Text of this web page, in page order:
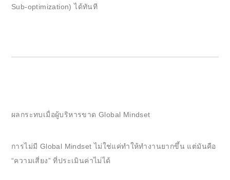
Sub-optimization) ได้ทันที
ผลกระทบเมื่อผู้บริหารขาด Global Mindset
การไม่มี Global Mindset ไม่ใช่แค่ทำให้ทำงานยากขึ้น แต่มันคือ
“ความเสี่ยง” ที่ประเมินค่าไม่ได้